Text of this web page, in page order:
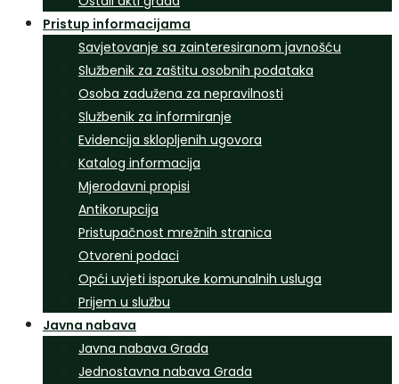
Pristup informacijama
Savjetovanje sa zainteresiranom javnošću
Službenik za zaštitu osobnih podataka
Osoba zadužena za nepravilnosti
Službenik za informiranje
Evidencija sklopljenih ugovora
Katalog informacija
Mjerodavni propisi
Antikorupcija
Pristupačnost mrežnih stranica
Otvoreni podaci
Opći uvjeti isporuke komunalnih usluga
Prijem u službu
Javna nabava
Javna nabava Grada
Jednostavna nabava Grada